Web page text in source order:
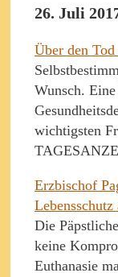
26. Juli
Über den
Wunsch.
wichtigsten
Erzbischof
Lebensschutz
Die
keine
Euthanasie